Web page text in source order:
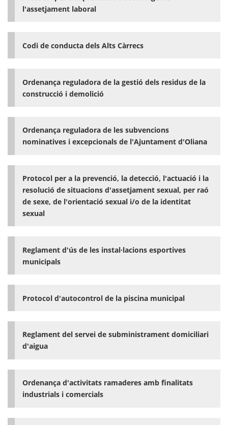
l'assetjament laboral
Codi de conducta dels Alts Càrrecs
Ordenança reguladora de la gestió dels residus de la
construcció i demolició
Ordenança reguladora de les subvencions
nominatives i excepcionals de l'Ajuntament d'Oliana
Protocol per a la prevenció, la detecció, l'actuació i la
resolució de situacions d'assetjament sexual, per raó
de sexe, de l'orientació sexual i/o de la identitat
sexual
Reglament d'ús de les instal·lacions esportives
municipals
Protocol d'autocontrol de la piscina municipal
Reglament del servei de subministrament domiciliari
d'aigua
Ordenança d'activitats ramaderes amb finalitats
industrials i comercials